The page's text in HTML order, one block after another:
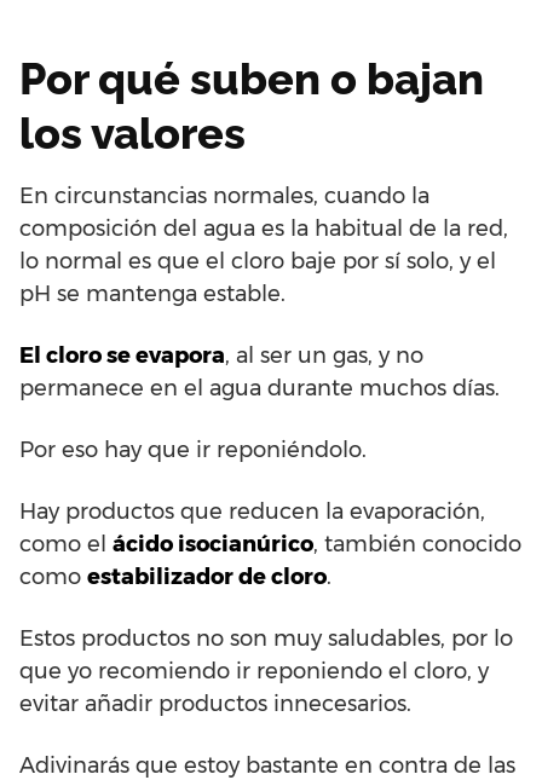
Por qué suben o bajan
los valores
En circunstancias normales, cuando la
composición del agua es la habitual de la red,
lo normal es que el cloro baje por sí solo, y el
pH se mantenga estable.
El cloro se evapora, al ser un gas, y no
permanece en el agua durante muchos días.
Por eso hay que ir reponiéndolo.
Hay productos que reducen la evaporación,
como el ácido isocianúrico, también conocido
como estabilizador de cloro.
Estos productos no son muy saludables, por lo
que yo recomiendo ir reponiendo el cloro, y
evitar añadir productos innecesarios.
Adivinarás que estoy bastante en contra de las